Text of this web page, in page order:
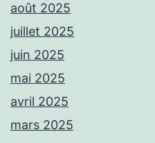
août 2025
juillet 2025
juin 2025
mai 2025
avril 2025
mars 2025